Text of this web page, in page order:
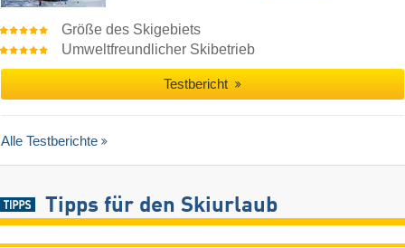
Größe des Skigebiets
Umweltfreundlicher Skibetrieb
Testbericht
Alle Testberichte
Tipps für den Skiurlaub